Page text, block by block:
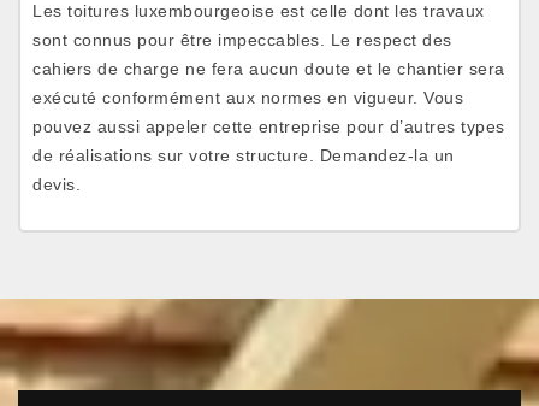
Les toitures luxembourgeoise est celle dont les travaux
sont connus pour être impeccables. Le respect des
cahiers de charge ne fera aucun doute et le chantier sera
exécuté conformément aux normes en vigueur. Vous
pouvez aussi appeler cette entreprise pour d’autres types
de réalisations sur votre structure. Demandez-la un
devis.